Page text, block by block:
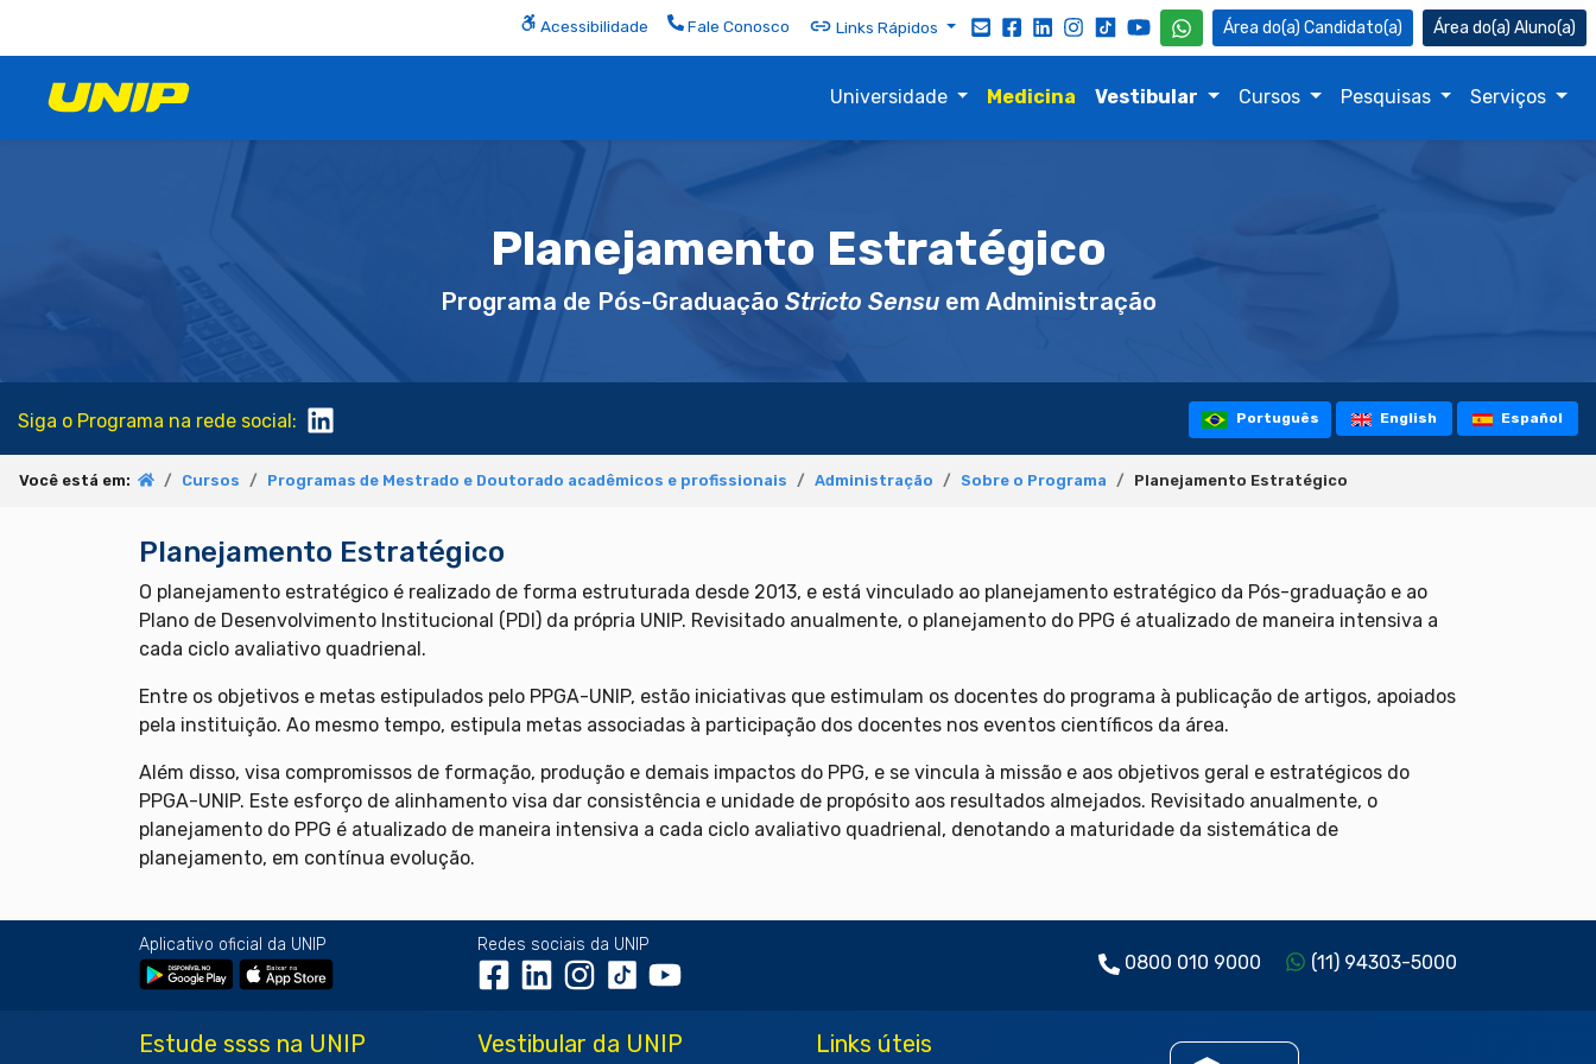
Acessibilidade Fale Conosco Links Rápidos Candidato(a) Aluno(a)
Universidade Medicina Vestibular Cursos Pesquisas Serviços
Planejamento Estratégico
Programa de Pós-Graduação Stricto Sensuem Administração
Siga o Programa na rede social: Português English Español
Você está em: Cursos Programas de Mestrado e Doutorado acadêmicos e profissionais Administração Sobre o Programa Planejamento Estratégico
Planejamento Estratégico
O planejamento estratégico é realizado de forma estruturada desde 2013, e está vinculado ao planejamento estratégico da Pós-graduação e ao
Plano de Desenvolvimento Institucional (PDI) da própria UNIP. Revisitado anualmente, o planejamento do PPG é atualizado de maneira intensiva a
cada ciclo avaliativo quadrienal.
Entre os objetivos e metas estipulados pelo PPGA-UNIP, estão iniciativas que estimulam os docentes do programa à publicação de artigos, apoiados
pela instituição. Ao mesmo tempo, estipula metas associadas à participação dos docentes nos eventos científicos da área.
Além disso, visa compromissos de formação, produção e demais impactos do PPG, e se vincula à missão e aos objetivos geral e estratégicos do
PPGA-UNIP. Este esforço de alinhamento visa dar consistência e unidade de propósito aos resultados almejados. Revisitado anualmente, o
planejamento do PPG é atualizado de maneira intensiva a cada ciclo avaliativo quadrienal, denotando a maturidade da sistemática de
planejamento, em contínua evolução.
Aplicativo oficial da UNIP Redes sociais da UNIP
0800 010 9000 (11) 94303-5000
Estude ssss na UNIP Vestibular da UNIP Links úteis